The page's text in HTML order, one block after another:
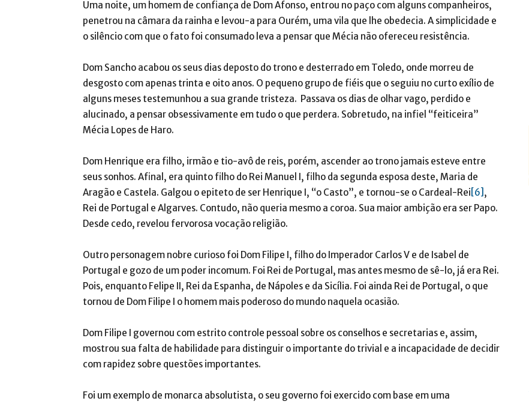
Uma noite, um homem de confiança de Dom Afonso, entrou no paço com alguns companheiros,
penetrou na câmara da rainha e levou-a para Ourém, uma vila que lhe obedecia. A simplicidade e
o silêncio com que o fato foi consumado leva a pensar que Mécia não ofereceu resistência.
Dom Sancho acabou os seus dias deposto do trono e desterrado em Toledo, onde morreu de
desgosto com apenas trinta e oito anos. O pequeno grupo de fiéis que o seguiu no curto exílio de
alguns meses testemunhou a sua grande tristeza. Passava os dias de olhar vago, perdido e
alucinado, a pensar obsessivamente em tudo o que perdera. Sobretudo, na infiel “feiticeira”
Mécia Lopes de Haro.
Dom Henrique era filho, irmão e tio-avô de reis, porém, ascender ao trono jamais esteve entre
seus sonhos. Afinal, era quinto filho do Rei Manuel I, filho da segunda esposa deste, Maria de
Aragão e Castela. Galgou o epiteto de ser Henrique I, “o Casto”, e tornou-se o Cardeal-Rei [6] ,
Rei de Portugal e Algarves. Contudo, não queria mesmo a coroa. Sua maior ambição era ser Papo.
Desde cedo, revelou fervorosa vocação religião.
Outro personagem nobre curioso foi Dom Filipe I, filho do Imperador Carlos V e de Isabel de
Portugal e gozo de um poder incomum. Foi Rei de Portugal, mas antes mesmo de sê-lo, já era Rei.
Pois, enquanto Felipe II, Rei da Espanha, de Nápoles e da Sicília. Foi ainda Rei de Portugal, o que
tornou de Dom Filipe I o homem mais poderoso do mundo naquela ocasião.
Dom Filipe I governou com estrito controle pessoal sobre os conselhos e secretarias e, assim,
mostrou sua falta de habilidade para distinguir o importante do trivial e a incapacidade de decidir
com rapidez sobre questões importantes.
Foi um exemplo de monarca absolutista, o seu governo foi exercido com base em uma